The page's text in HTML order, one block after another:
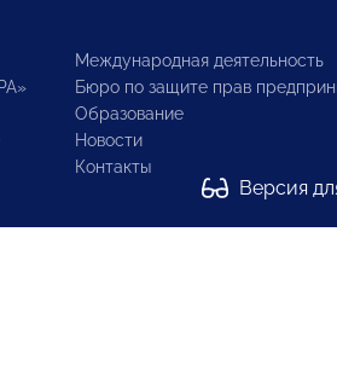
Международная деятельность
Бюро по защите прав
Образование
Новости
Контакты
Версия